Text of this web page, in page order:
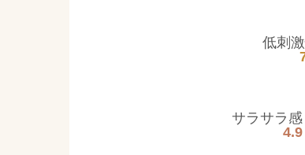
サラサラ感
4.9
低刺